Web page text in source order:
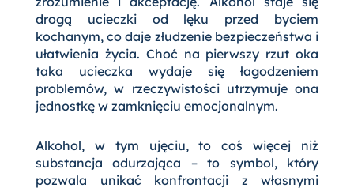
drogą ucieczki od lęku przed byciem
kochanym, co daje złudzenie bezpieczeństwa i
ułatwienia życia. Choć na pierwszy rzut oka
taka ucieczka wydaje się łagodzeniem
problemów, w rzeczywistości utrzymuje ona
jednostkę w zamknięciu emocjonalnym.
Alkohol, w tym ujęciu, to coś więcej niż
substancja odurzająca – to symbol, który
pozwala unikać konfrontacji z własnymi